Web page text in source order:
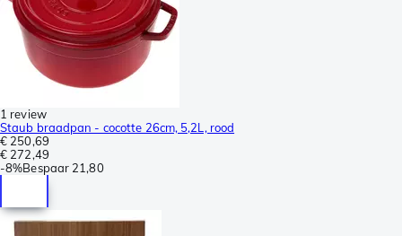
1 review
Staub braadpan - cocotte 26cm, 5,2L, rood
€ 250,69
€ 272,49
-8%Bespaar 21,80